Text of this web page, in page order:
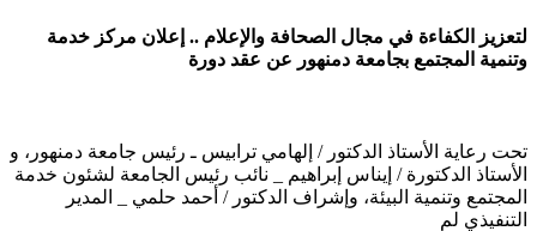
لتعزيز الكفاءة في مجال الصحافة والإعلام .. إعلان مركز خدمة
وتنمية المجتمع بجامعة دمنهور عن عقد دورة
تحت رعاية الأستاذ الدكتور / إلهامي ترابيس ـ رئيس جامعة دمنهور، و
الأستاذ الدكتورة / إيناس إبراهيم _ نائب رئيس الجامعة لشئون خدمة
المجتمع وتنمية البيئة، وإشراف الدكتور / أحمد حلمي _ المدير
التنفيذي لم